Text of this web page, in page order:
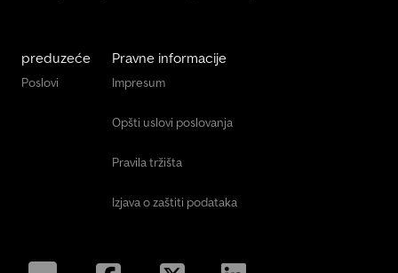
preduzeće
Poslovi
Pravne informacije
Impresum
Opšti uslovi poslovanja
Pravila tržišta
Izjava o zaštiti podataka